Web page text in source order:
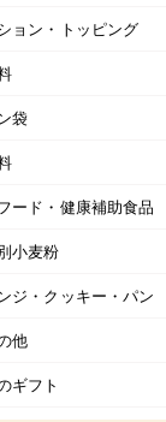
ョン・トッピング
袋
ード・健康補助食品
小麦粉
ジ・クッキー・パン
他
ギフト